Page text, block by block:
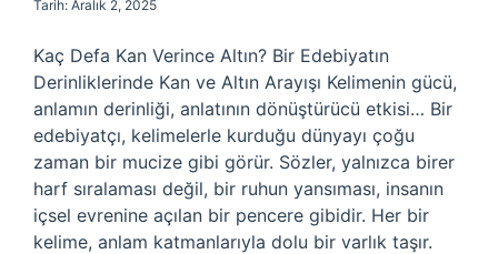
Tarih: Aralık 2, 2025
Kaç Defa Kan Verince Altın? Bir Edebiyatın
Derinliklerinde Kan ve Altın Arayışı Kelimenin gücü,
anlamın derinliği, anlatının dönüştürücü etkisi… Bir
edebiyatçı, kelimelerle kurduğu dünyayı çoğu
zaman bir mucize gibi görür. Sözler, yalnızca birer
harf sıralaması değil, bir ruhun yansıması, insanın
içsel evrenine açılan bir pencere gibidir. Her bir
kelime, anlam katmanlarıyla dolu bir varlık taşır.